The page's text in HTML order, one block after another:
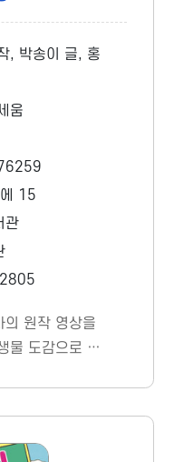
, 박송이 글, 홍
움
15
관
의 원작 영상을
물 도감으로 재
기》처럼 에그박
라운 자연 생물